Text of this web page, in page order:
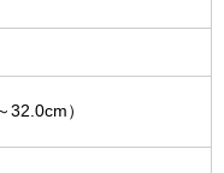
32.0cm）